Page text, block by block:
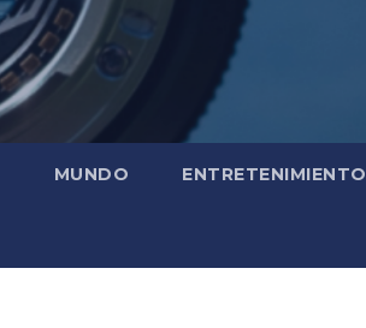
MUNDO ENTRETENIMIENTO